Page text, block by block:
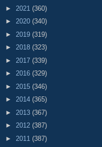
► 2021 (360)
► 2020 (340)
► 2019 (319)
► 2018 (323)
► 2017 (339)
► 2016 (329)
► 2015 (346)
► 2014 (365)
► 2013 (367)
► 2012 (387)
► 2011 (387)